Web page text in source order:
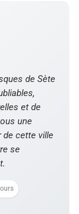
de Sète
et de
une
cette ville
se